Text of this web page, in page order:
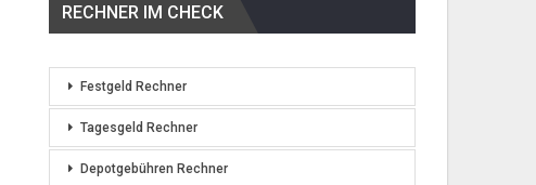
RECHNER IM CHECK
Festgeld Rechner
Tagesgeld Rechner
Depotgebühren Rechner